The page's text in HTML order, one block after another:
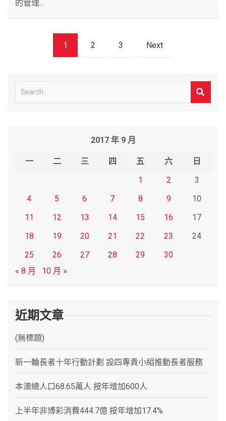
的管理…
1 2 3 Next
e
2017 年 9 月
一 二 三 四 五 六
日
1
2
3
4
5 6 7 8 9
10
11
12 13 14 15 16
17
18
19 20 21 22 23
24
25
26 27 28 29
30
« 8 月
10 月 »
近期文章
(無標題)
新一輪長者十年行動計劃 設四專責小組推動長者服務
本澳總人口68.65萬人 按年增加600人
上半年非博彩消費444.7億 按年增加17.4%